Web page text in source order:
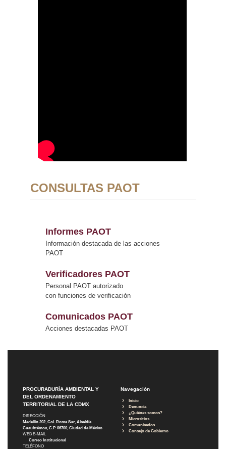
CONSULTAS PAOT
Informes PAOT
Información destacada de las acciones
PAOT
Verificadores PAOT
Personal PAOT autorizado
con funciones de verificación
Comunicados PAOT
Acciones destacadas PAOT
PROCURADURÍA AMBIENTAL Y
DEL ORDENAMIENTO
TERRITORIAL DE LA CDMX
DIRECCIÓN
Medellín 202, Col. Roma Sur, Alcaldía
Cuauhtémoc, C.P. 06700, Ciudad de México
WEB E-MAIL
Correo Institucional
TELÉFONO
Navegación
Inicio
Denuncia
¿Quiénes somos?
Micrositios
Comunicados
Consejo de Gobierno